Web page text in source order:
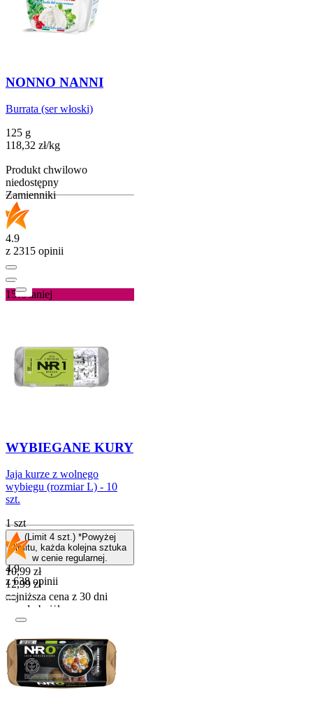
NONNO NANNI
Burrata (ser włoski)
125 g
118,32 zł/kg
Produkt chwilowo
niedostępny
Zamienniki
4.9
z 2315 opinii
15%taniej
WYBIEGANE KURY
Jaja kurze z wolnego
wybiegu (rozmiar L) - 10
szt.
1 szt
(Limit 4 szt.) *Powyżej
limitu, każda kolejna sztuka
w cenie regularnej.
Cena promocyjna
10,99 zł
12,99 zł
najniższa cena z 30 dni
przed obniżką
Do koszyka
4.9
z 638 opinii